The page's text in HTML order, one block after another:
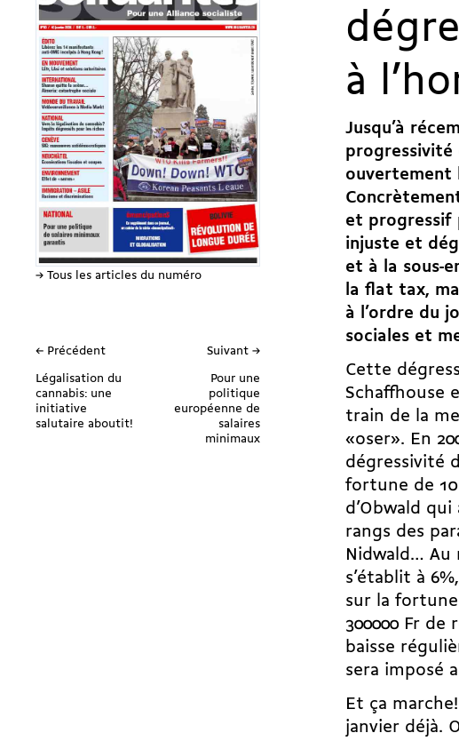
→ Tous les articles du numéro
← Précédent
Légalisation du
cannabis: une
initiative
salutaire aboutit!
Suivant →
Pour une
politique
européenne de
salaires
minimaux
à
Jusqu’à
progressivité
ouvertement
et progressif
injuste et
et à la sous-
la flat tax,
à l’ordre du
sociales et
Cette
Schaffhouse
train de la
«oser». En
dégressivité
fortune de
d’Obwald
rangs des
Nidwald… Au
s’établit à
sur la
300000 Fr
baisse
sera imposé
Et ça
janvier déjà.